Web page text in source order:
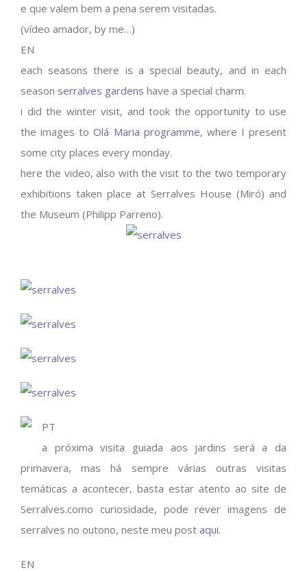
e que valem bem a pena serem visitadas.
(vídeo amador, by me…)
EN
each seasons there is a special beauty, and in each
season serralves gardens have a special charm.
i did the winter visit, and took the opportunity to use
the images toOlá Maria programme, where I present
some city places every monday.
here the video, also with the visit to the two temporary
exhibitions taken place at Serralves House (Miró) and
the Museum (Philipp Parreno).
PT
a próxima visita guiada aos jardins será a da
primavera, mas há sempre várias outras visitas
temáticas a acontecer, basta estar atento ao site de
Serralves.como curiosidade, pode rever imagens de
serralves no outono, neste meu post aqui.
EN